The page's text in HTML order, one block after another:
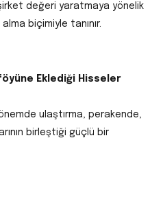
değeri yaratmaya yönelik
biçimiyle tanınır.
Eklediği Hisseler
ulaştırma, perakende,
birleştiği güçlü bir